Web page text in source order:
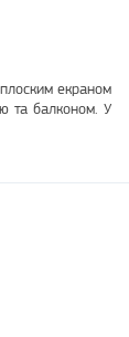
екраном
та балконом. У